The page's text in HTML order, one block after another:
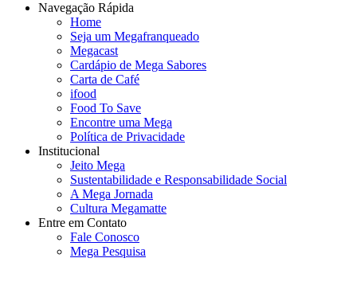
Navegação Rápida
Home
Seja um Megafranqueado
Megacast
Cardápio de Mega Sabores
Carta de Café
ifood
Food To Save
Encontre uma Mega
Política de Privacidade
Institucional
Jeito Mega
Sustentabilidade e Responsabilidade Social
A Mega Jornada
Cultura Megamatte
Entre em Contato
Fale Conosco
Mega Pesquisa